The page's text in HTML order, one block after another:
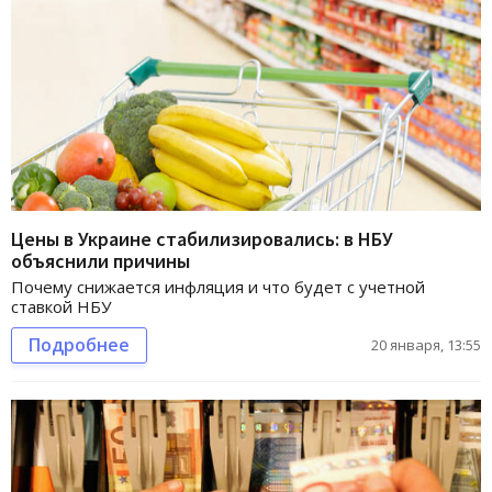
Цены в Украине стабилизировались: в НБУ
объяснили причины
Почему снижается инфляция и что будет с учетной
ставкой НБУ
Подробнее 20 января, 13:55